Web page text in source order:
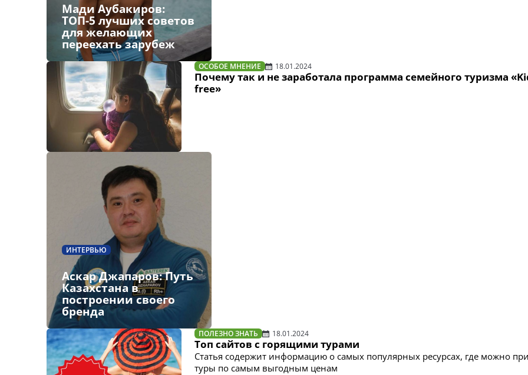
Мади Аубакиров:
ТОП-5 лучших советов
для желающих
переехать зарубеж
ОСОБОЕ МНЕНИЕ 18.01.2024
Почему так и не заработала программа семейного туризма
free»
ИНТЕРВЬЮ
Аскар Джапаров: Путь
Казахстана в
построении своего
бренда
ПОЛЕЗНО ЗНАТЬ 18.01.2024
Топ сайтов с горящими турами
Статья содержит информацию о самых популярных ресурсах, где можно
туры по самым выгодным ценам